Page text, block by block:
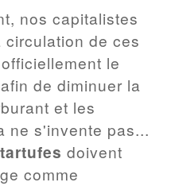
nos capitalistes
de ces
le
de diminuer la
et les
ne s'invente pas...
doivent
comme